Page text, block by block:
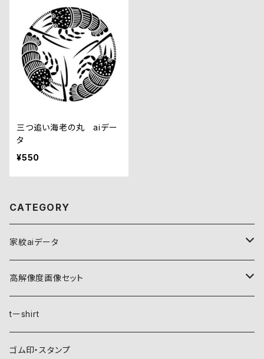
三つ追い海老の丸 aiデー
タ
¥550
CATEGORY
家紋aiデータ
自然紋
稲妻
霞
植物紋
葵
動物紋
高解像度画像セット
自然紋
稲妻
植物紋
tーshirt
ゴム印・スタンプ